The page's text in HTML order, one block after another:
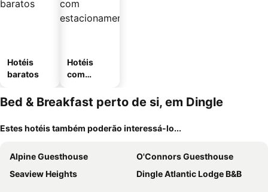
Hotéis
baratos
Hotéis
com
mento
Bed & Breakfast perto de si, em Dingle
Estes hotéis também poderão interessá-lo...
Alpine Guesthouse
O'Connors Guesthouse
Seaview Heights
Dingle Atlantic Lodge B&B